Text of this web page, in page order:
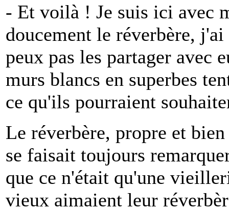
- Et voilà ! Je suis ici avec
doucement le réverbère,
peux pas les partager avec
murs blancs en superbes
ce qu'ils pourraient
Le réverbère, propre et
se faisait toujours
que ce n'était qu'une
vieux aimaient leur